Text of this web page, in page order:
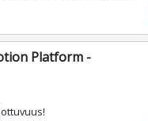
Platform -